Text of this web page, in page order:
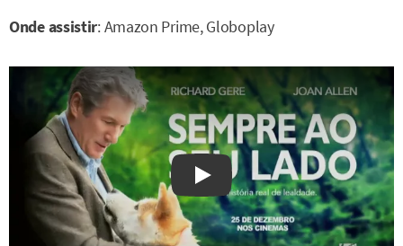
Onde assistir: Amazon Prime, Globoplay
Watch on YouTube